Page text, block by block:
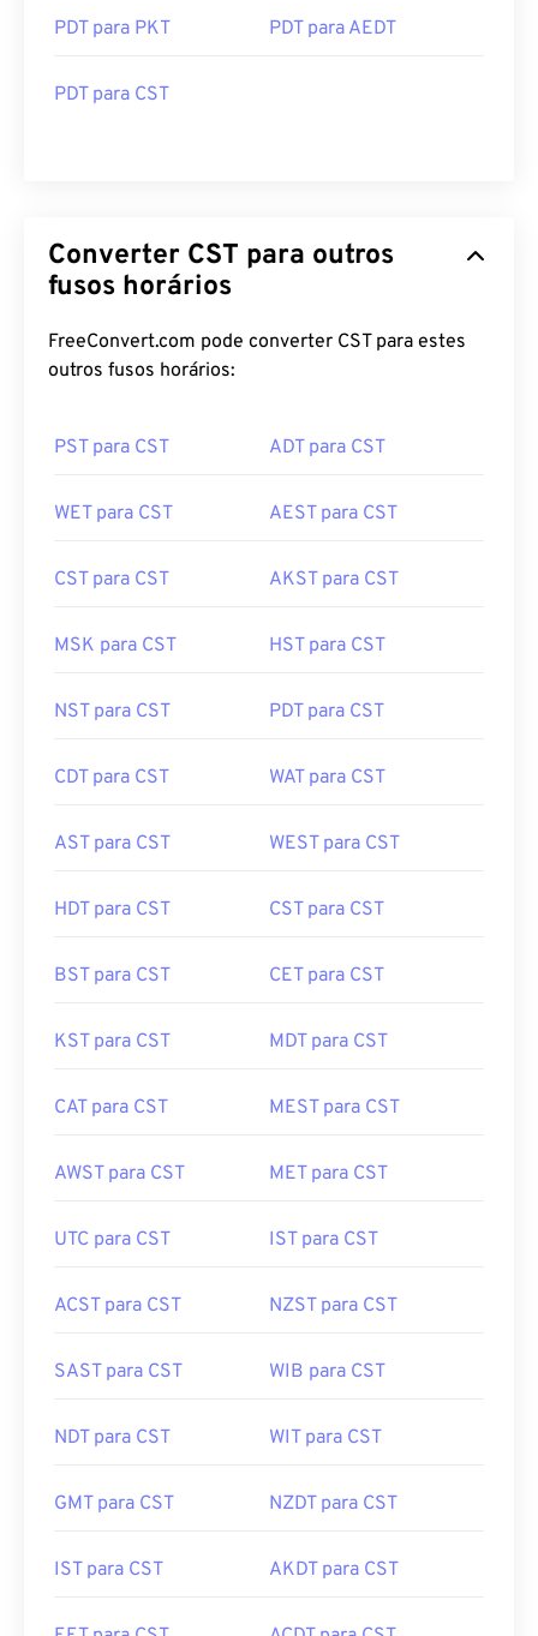
PDT para PKT PDT para AEDT
PDT para CST
Converter CST para outros
fusos horários
FreeConvert.com pode converter CST para estes
outros fusos horários:
PST para CST ADT para CST
WET para CST AEST para CST
CST para CST AKST para CST
MSK para CST HST para CST
NST para CST PDT para CST
CDT para CST WAT para CST
AST para CST WEST para CST
HDT para CST CST para CST
BST para CST CET para CST
KST para CST MDT para CST
CAT para CST MEST para CST
AWST para CST MET para CST
UTC para CST IST para CST
ACST para CST NZST para CST
SAST para CST WIB para CST
NDT para CST WIT para CST
GMT para CST NZDT para CST
IST para CST AKDT para CST